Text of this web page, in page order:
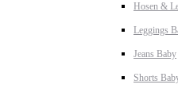
Hosen &
Leggings
Jeans Baby
Shorts